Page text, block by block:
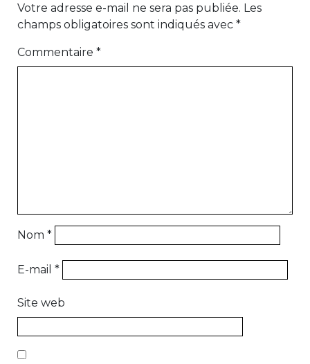
Votre adresse e-mail ne sera pas publiée. Les
champs obligatoires sont indiqués avec *
Commentaire *
Nom *
E-mail *
Site web